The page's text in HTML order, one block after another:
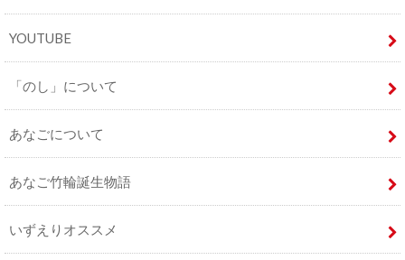
YOUTUBE
「のし」について
あなごについて
あなご竹輪誕生物語
いずえりオススメ